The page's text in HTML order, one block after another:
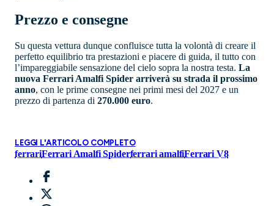
Prezzo e consegne
Su questa vettura dunque confluisce tutta la volontà di creare il
perfetto equilibrio tra prestazioni e piacere di guida, il tutto con
l’impareggiabile sensazione del cielo sopra la nostra testa. La
nuova Ferrari Amalfi Spider arriverà su strada il prossimo
anno, con le prime consegne nei primi mesi del 2027 e un
prezzo di partenza di 270.000 euro.
LEGGI L'ARTICOLO COMPLETO
ferrariFerrari Amalfi Spiderferrari amalfiFerrari V8